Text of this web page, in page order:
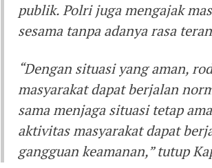
publik. Polri juga mengajak
sesama tanpa adanya rasa
“Dengan situasi yang aman,
masyarakat dapat berjalan
sama menjaga situasi tetap
aktivitas masyarakat dapat
gangguan keamanan,” tutup